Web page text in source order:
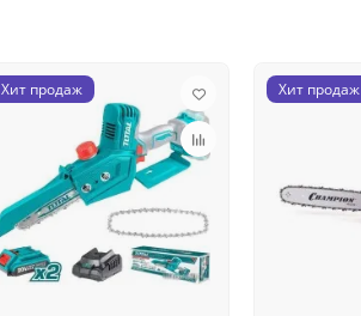
Хит продаж Хит продаж